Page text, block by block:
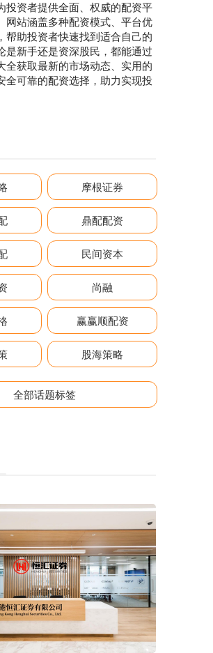
投资者提供全面、权威的配资平
网站涵盖多种配资模式、平台优
帮助投资者快速找到适合自己的
是新手还是资深股民，都能通过
全获取最新的市场动态、实用的
全可靠的配资选择，助力实现投
摩根证券
鼎配配资
民间资本
尚融
赢赢顺配资
股海策略
全部话题标签